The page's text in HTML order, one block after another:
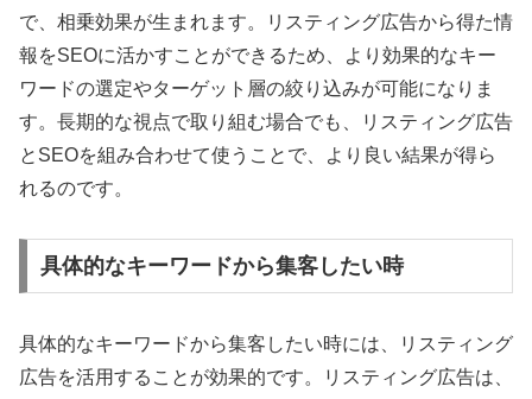
で、相乗効果が生まれます。リスティング広告から得た情
報をSEOに活かすことができるため、より効果的なキー
ワードの選定やターゲット層の絞り込みが可能になりま
す。長期的な視点で取り組む場合でも、リスティング広告
とSEOを組み合わせて使うことで、より良い結果が得ら
れるのです。
具体的なキーワードから集客したい時
具体的なキーワードから集客したい時には、リスティング
広告を活用することが効果的です。リスティング広告は、